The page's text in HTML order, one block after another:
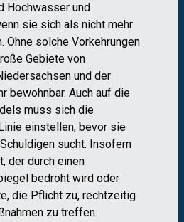
Hochwasser und
sie sich als nicht mehr
Ohne solche Vorkehrungen
Gebiete von
und der
bewohnbar. Auch auf die
muss sich die
einstellen, bevor sie
sucht. Insofern
der durch einen
bedroht wird oder
die Pflicht zu, rechtzeitig
zu treffen.